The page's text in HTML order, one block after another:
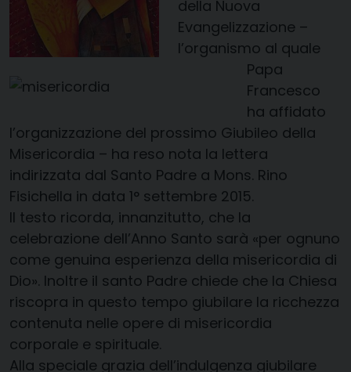
della Nuova
Evangelizzazione –
l’organismo al quale
Papa
Francesco
ha affidato
l’organizzazione del prossimo Giubileo della
Misericordia – ha reso nota la lettera
indirizzata dal Santo Padre a Mons. Rino
Fisichella in data 1° settembre 2015.
Il testo ricorda, innanzitutto, che la
celebrazione dell’Anno Santo sarà «per ognuno
come genuina esperienza della misericordia di
Dio». Inoltre il santo Padre chiede che la Chiesa
riscopra in questo tempo giubilare la ricchezza
contenuta nelle opere di misericordia
corporale e spirituale.
Alla speciale grazia dell’indulgenza giubilare